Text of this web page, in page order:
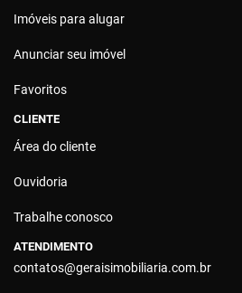
Imóveis para alugar
Anunciar seu imóvel
Favoritos
CLIENTE
Área do cliente
Ouvidoria
Trabalhe conosco
ATENDIMENTO
contatos@geraisimobiliaria.com.br